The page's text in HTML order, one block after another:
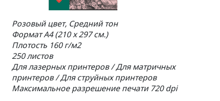
Розовый цвет, Средний тон
Формат A4 (210 x 297 см.)
Плотость 160 г/м2
250 листов
Для лазерных принтеров / Для матричных
принтеров / Для струйных принтеров
Максимальное разрешение печати 720 dpi